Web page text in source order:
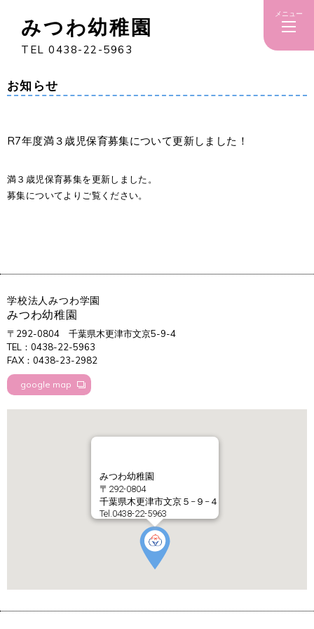
みつわ幼稚園
TEL 0438-22-5963
メニュー
お知らせ
R7年度満３歳児保育募集について更新しました！
満３歳児保育募集を更新しました。
募集についてよりご覧ください。
学校法人みつわ学園
みつわ幼稚園
〒292-0804
千葉県木更津市文京5-9-4
TEL：0438-22-5963
FAX：0438-23-2982
google map
みつわ幼稚園
〒292-0804
千葉県木更津市文京５−９−４
Tel.0438-22-5963